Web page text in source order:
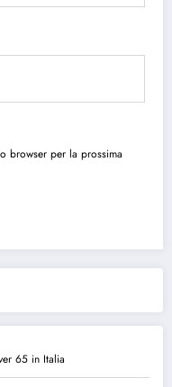
browser per la prossima
65 in Italia